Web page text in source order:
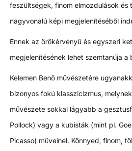
feszültségek, finom elmozdulások és
nagyvonalú képi megjelenítéséből
Ennek az örökérvényű és egyszeri
megjelenítésének lehet szemtanúja a
Kelemen Benő művészetére
bizonyos fokú klasszicizmus,
művészete sokkal lágyabb a
Pollock) vagy a kubisták (mint pl.
Picasso) műveinél. Könnyed, finom,